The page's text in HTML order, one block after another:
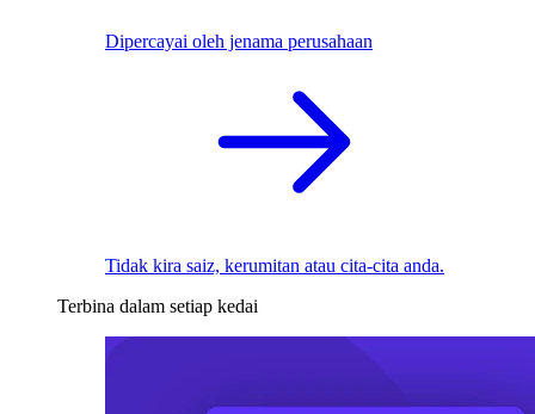
Dipercayai oleh jenama perusahaan
Tidak kira saiz, kerumitan atau cita-cita anda.
Terbina dalam setiap kedai